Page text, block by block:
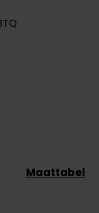
Maattabel